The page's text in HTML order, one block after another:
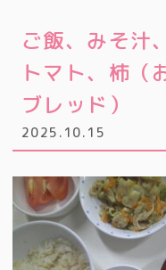
ご飯、みそ汁
トマト、柿（
ブレッド）
2025.10.15